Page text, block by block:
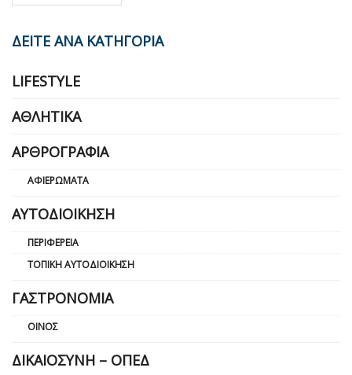
ΔΕΙΤΕ ΑΝΑ ΚΑΤΗΓΟΡΙΑ
LIFESTYLE
ΑΘΛΗΤΙΚΆ
ΑΡΘΡΟΓΡΑΦΊΑ
ΑΦΙΕΡΏΜΑΤΑ
ΑΥΤΟΔΙΟΊΚΗΣΗ
ΠΕΡΙΦΈΡΕΙΑ
ΤΟΠΙΚΉ ΑΥΤΟΔΙΟΊΚΗΣΗ
ΓΑΣΤΡΟΝΟΜΊΑ
ΟΊΝΟΣ
ΔΙΚΑΙΟΣΎΝΗ – ΟΠΕΔ